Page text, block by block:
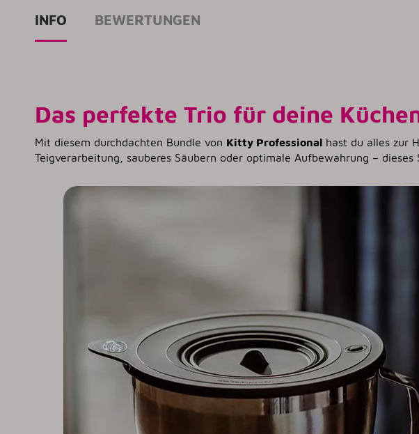
INFO BEWERTUNGEN
Das perfekte Trio für deine
Mit diesem durchdachten Bundle von Kitty Professional hast du alles zur
Teigverarbeitung, sauberes Säubern oder optimale Aufbewahrung – dieses